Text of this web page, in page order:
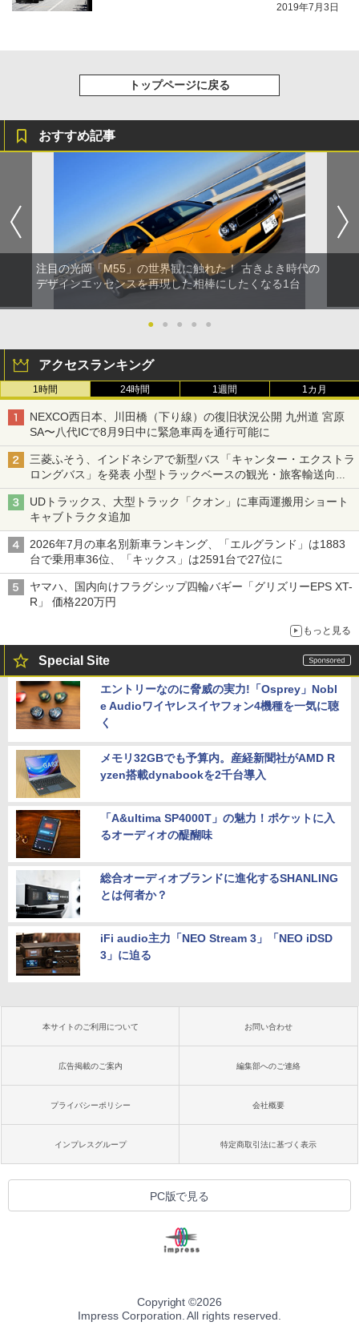
2019年7月3日
トップページに戻る
おすすめ記事
注目の光岡「M55」の世界観に触れた！ 古きよき時代の
デザインエッセンスを再現した相棒にしたくなる1台
● ● ● ● ●
アクセスランキング
1時間 24時間 1週間 1カ月
NEXCO西日本、川田橋（下り線）の復旧状況公開 九州道 宮原
SA〜八代ICで8月9日中に緊急車両を通行可能に
三菱ふそう、インドネシアで新型バス「キャンター・エクストラ
ロングバス」を発表 小型トラックベースの観光・旅客輸送向け
バス
UDトラックス、大型トラック「クオン」に車両運搬用ショート
キャブトラクタ追加
2026年7月の車名別新車ランキング、「エルグランド」は1883
台で乗用車36位、「キックス」は2591台で27位に
ヤマハ、国内向けフラグシップ四輪バギー「グリズリーEPS XT-
R」 価格220万円
もっと見る
Special Site
エントリーなのに脅威の実力!「Osprey」Nobl
e Audioワイヤレスイヤフォン4機種を一気に聴
く
メモリ32GBでも予算内。産経新聞社がAMD R
yzen搭載dynabookを2千台導入
「A&ultima SP4000T」の魅力！ポケットに入
るオーディオの醍醐味
総合オーディオブランドに進化するSHANLING
とは何者か？
iFi audio主力「NEO Stream 3」「NEO iDSD
3」に迫る
本サイトのご利用について お問い合わせ
広告掲載のご案内 編集部へのご連絡
プライバシーポリシー 会社概要
インプレスグループ 特定商取引法に基づく表示
PC版で見る
Copyright ©2026
Impress Corporation. All rights reserved.